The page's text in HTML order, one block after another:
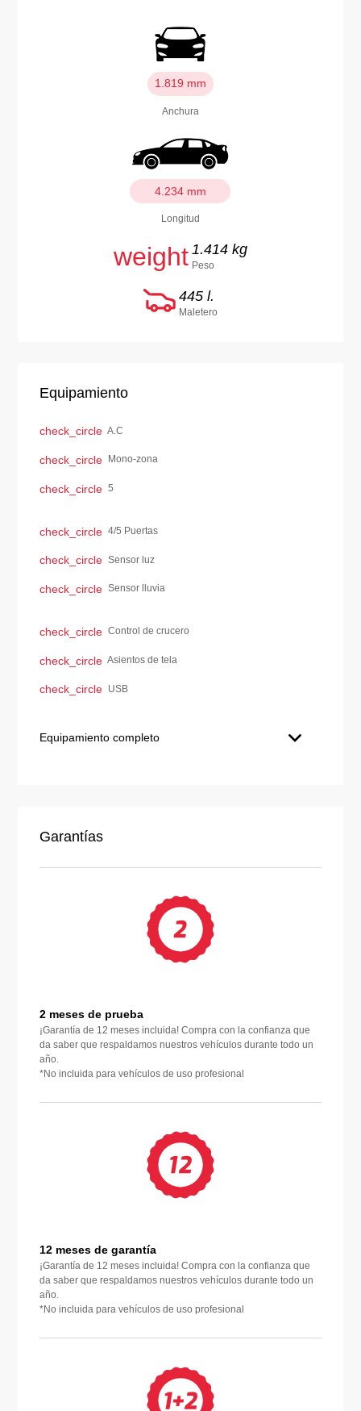
1.819 mm
Anchura
4.234 mm
Longitud
weight1.414 kg
Peso
445 l.
Maletero
Equipamiento
check_circle A.C
check_circle Mono-zona
check_circle 5
check_circle 4/5 Puertas
check_circle Sensor luz
check_circle Sensor lluvia
check_circle Control de crucero
check_circle Asientos de tela
check_circle USB
Equipamiento completo
Garantías
2 meses de prueba
¡Garantía de 12 meses incluida! Compra con la confianza que
da saber que respaldamos nuestros vehículos durante todo un
año.
*No incluida para vehículos de uso profesional
12 meses de garantía
¡Garantía de 12 meses incluida! Compra con la confianza que
da saber que respaldamos nuestros vehículos durante todo un
año.
*No incluida para vehículos de uso profesional